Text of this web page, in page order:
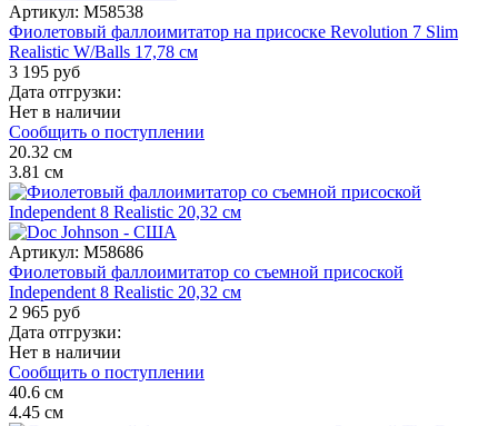
Артикул: M58538
Фиолетовый фаллоимитатор на присоске Revolution 7 Slim
Realistic W/Balls 17,78 см
3 195 руб
Дата отгрузки:
Нет в наличии
Сообщить о поступлении
20.32 см
3.81 см
Артикул: M58686
Фиолетовый фаллоимитатор со съемной присоской
Independent 8 Realistic 20,32 см
2 965 руб
Дата отгрузки:
Нет в наличии
Сообщить о поступлении
40.6 см
4.45 см